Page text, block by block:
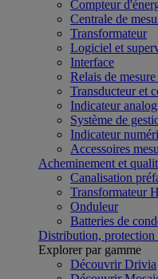
Compteur
Centrale de
Transformateur
Logiciel et
Interface
Relais de
Transducteur et
Indicateur
Système de
Indicateur
Accessoires
Acheminement et
Canalisation
Transformateur
Onduleur
Batteries de
Distribution, protection
Explorer par gamme
Découvrir Drivia